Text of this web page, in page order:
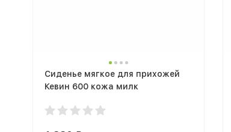
Сиденье мягкое для прихожей
Кевин 600 кожа милк